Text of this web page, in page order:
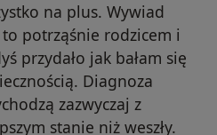
na plus. Wywiad
potrząśnie rodzicem i
przydało jak bałam się
Diagnoza
zazwyczaj z
stanie niż weszły.